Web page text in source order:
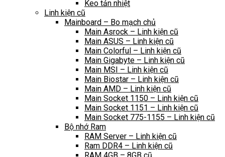
Keo tản nhiệt
Linh kiện cũ
Mainboard – Bo mạch chủ
Main Asrock – Linh kiện cũ
Main ASUS – Linh kiện cũ
Main Colorful – Linh kiện cũ
Main Gigabyte – Linh kiện cũ
Main MSI – Linh kiện cũ
Main Biostar – Linh kiện cũ
Main AMD – Linh kiện cũ
Main Socket 1150 – Linh kiện cũ
Main Socket 1151 – Linh kiện cũ
Main Socket 775-1155 – Linh kiện cũ
Bộ nhớ Ram
RAM Server – Linh kiện cũ
Ram DDR4 – Linh kiện cũ